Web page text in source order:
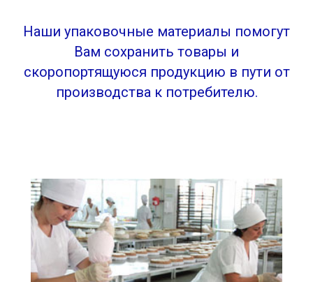
Наши упаковочные материалы помогут
Вам сохранить товары и
скоропортящуюся продукцию в пути от
производства к потребителю.